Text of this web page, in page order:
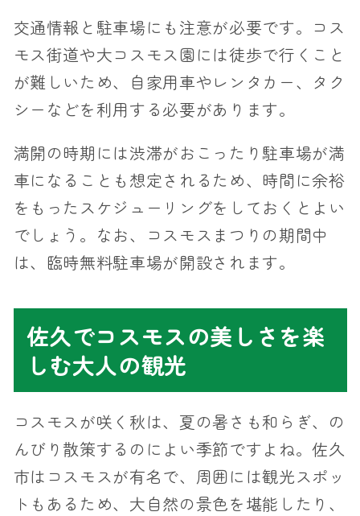
交通情報と駐車場にも注意が必要です。コス
モス街道や大コスモス園には徒歩で行くこと
が難しいため、自家用車やレンタカー、タク
シーなどを利用する必要があります。
満開の時期には渋滞がおこったり駐車場が満
車になることも想定されるため、時間に余裕
をもったスケジューリングをしておくとよい
でしょう。なお、コスモスまつりの期間中
は、臨時無料駐車場が開設されます。
佐久でコスモスの美しさを楽
しむ大人の観光
コスモスが咲く秋は、夏の暑さも和らぎ、の
んびり散策するのによい季節ですよね。佐久
市はコスモスが有名で、周囲には観光スポッ
トもあるため、大自然の景色を堪能したり、